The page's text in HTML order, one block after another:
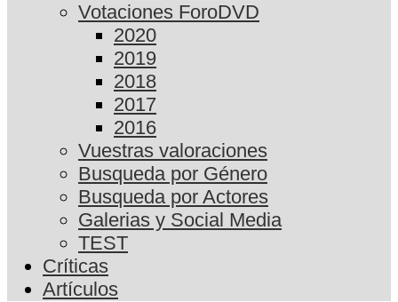
Votaciones ForoDVD
2020
2019
2018
2017
2016
Vuestras valoraciones
Busqueda por Género
Busqueda por Actores
Galerias y Social Media
TEST
Críticas
Artículos